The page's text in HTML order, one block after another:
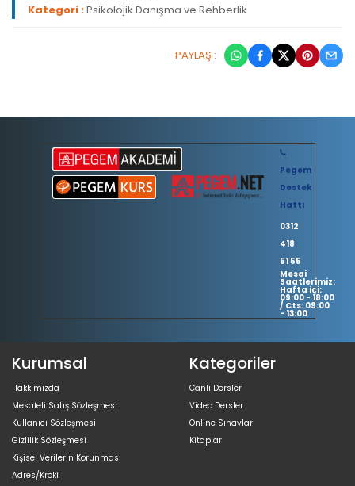
Kategori :Psikolojik Danışma ve Rehberlik
PAYLAŞ :
Pegem
Destek
Hattı
0312
418
51 55
Mesai
Saatlerimiz:
Hafta içi:
09:00 - 18:00
/ Cts: 09:00
- 13:00
Kurumsal
Hakkımızda
Mesafeli Satış Sözleşmesi
Kullanıcı Sözleşmesi
Gizlilik Sözleşmesi
Kişisel Verilerin Korunması
Adres/Kroki
Kategoriler
Canlı Dersler
Video Dersler
Online Sınavlar
Kitaplar